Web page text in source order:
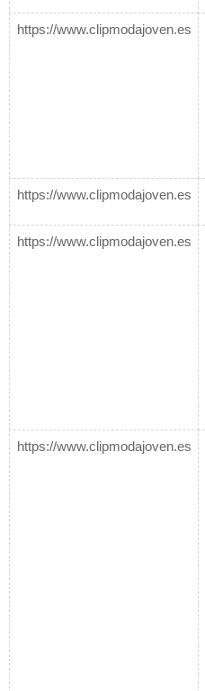
https://www.clipmodajoven.es
https://www.clipmodajoven.es
https://www.clipmodajoven.es
https://www.clipmodajoven.es